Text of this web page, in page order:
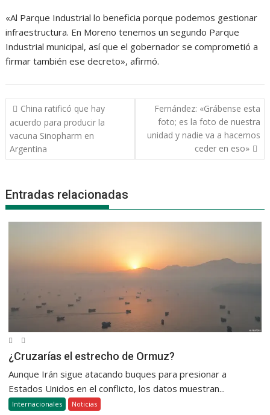
«Al Parque Industrial lo beneficia porque podemos gestionar
infraestructura. En Moreno tenemos un segundo Parque
Industrial municipal, así que el gobernador se comprometió a
firmar también ese decreto», afirmó.
Navegación
de
entradas
China ratificó que hay
acuerdo para producir la
vacuna Sinopharm en
Argentina
Fernández: «Grábense esta
foto; es la foto de nuestra
unidad y nadie va a hacernos
ceder en eso»
Entradas relacionadas
¿Cruzarías el estrecho de Ormuz?
Aunque Irán sigue atacando buques para presionar a
Estados Unidos en el conflicto, los datos muestran...
Internacionales Noticias